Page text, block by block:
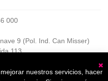
000
9 (Pol. Ind. Can Misser)
113
nuestros servicios, hacer